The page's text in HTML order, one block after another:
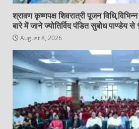
श्रावण कृष्णपक्ष शिवरात्री पूजन
बारे में जाने ज्योतिर्विद पंडित सुबोध पाण्डेय
August 8, 2026